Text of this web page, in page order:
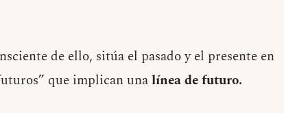
de ello, sitúa el pasado y el presente en
que implican unalínea de futuro.